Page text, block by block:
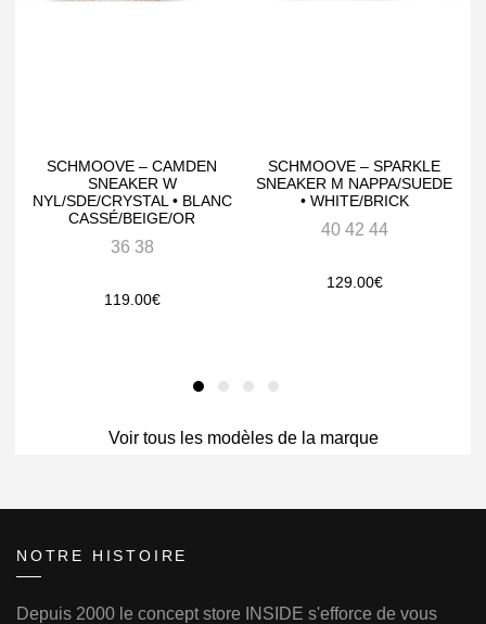
SCHMOOVE – CAMDEN
SNEAKER W
NYL/SDE/CRYSTAL • BLANC
CASSÉ/BEIGE/OR
36 38
119.00€
SCHMOOVE – SPARKLE
SNEAKER M NAPPA/SUEDE
• WHITE/BRICK
40 42 44
129.00€
Voir tous les modèles de la marque
NOTRE HISTOIRE
Depuis 2000 le concept store INSIDE s'efforce de vous